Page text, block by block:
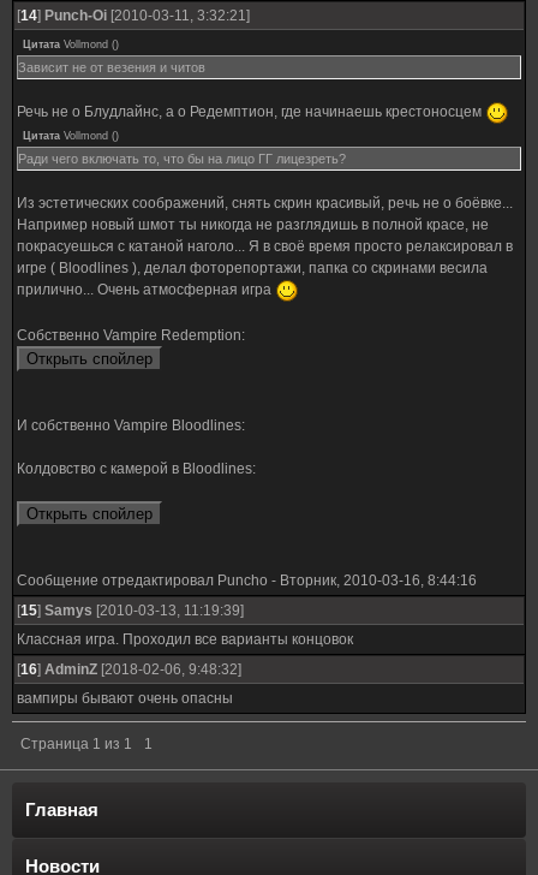
[14] Punch-Oi [2010-03-11, 3:32:21]
Цитата Vollmond ()
Зависит не от везения и читов
Речь не о Блудлайнс, а о Редемптион, где начинаешь крестоносцем
Цитата Vollmond ()
Ради чего включать то, что бы на лицо ГГ лицезреть?
Из эстетических соображений, снять скрин красивый, речь не о боёвке...
Например новый шмот ты никогда не разглядишь в полной красе, не
покрасуешься с катаной наголо... Я в своё время просто релаксировал в
игре ( Bloodlines ), делал фоторепортажи, папка со скринами весила
прилично... Очень атмосферная игра
Собственно Vampire Redemption:
И собственно Vampire Bloodlines:
Колдовство с камерой в Bloodlines:
Сообщение отредактировал Puncho - Вторник, 2010-03-16, 8:44:16
[15] Samys [2010-03-13, 11:19:39]
Классная игра. Проходил все варианты концовок
[16] AdminZ [2018-02-06, 9:48:32]
вампиры бывают очень опасны
Страница 1 из 1 1
Главная
Новости